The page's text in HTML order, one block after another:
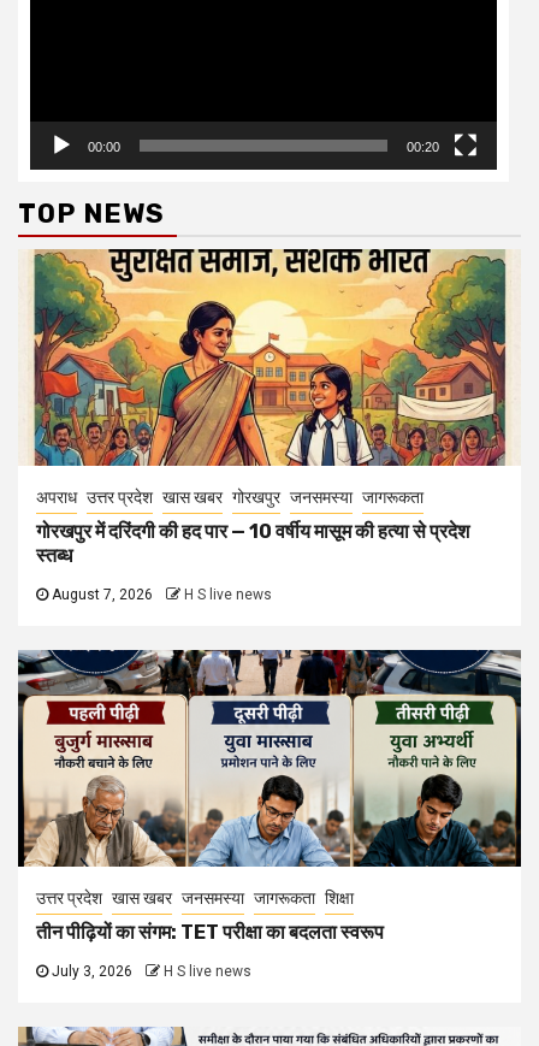
00:00 00:20
TOP NEWS
अपराध उत्तर प्रदेश खास खबर गोरखपुर जनसमस्या जागरूकता
गोरखपुर में दरिंदगी की हद पार — 10 वर्षीय मासूम की हत्या से प्रदेश
स्तब्ध
August 7, 2026 H S live news
उत्तर प्रदेश खास खबर जनसमस्या जागरूकता शिक्षा
तीन पीढ़ियों का संगम: TET परीक्षा का बदलता स्वरूप
July 3, 2026 H S live news